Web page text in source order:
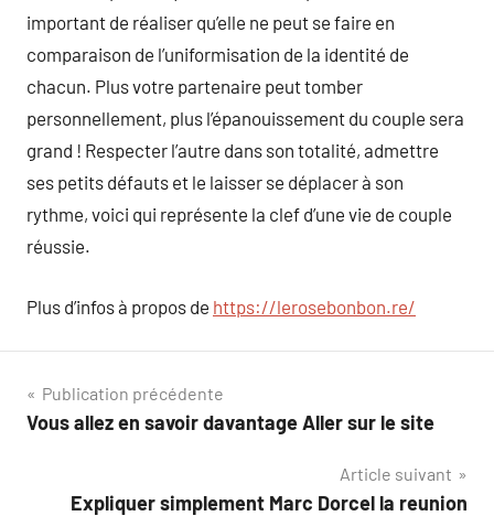
important de réaliser qu’elle ne peut se faire en
comparaison de l’uniformisation de la identité de
chacun. Plus votre partenaire peut tomber
personnellement, plus l’épanouissement du couple sera
grand ! Respecter l’autre dans son totalité, admettre
ses petits défauts et le laisser se déplacer à son
rythme, voici qui représente la clef d’une vie de couple
réussie.
Plus d’infos à propos de https://lerosebonbon.re/
Navigation
de
Publication précédente
Vous allez en savoir davantage Aller sur le site
Article suivant
Expliquer simplement Marc Dorcel la reunion